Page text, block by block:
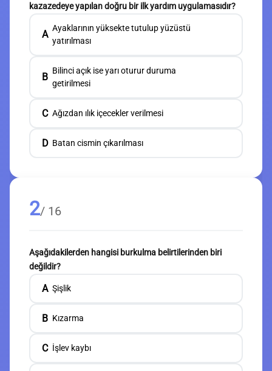
kazazedeye yapılan doğru bir ilk yardım uygulamasıdır?
A
Ayaklarının yüksekte tutulup yüzüstü
yatırılması
B
Bilinci açık ise yarı oturur duruma
getirilmesi
C Ağızdan ılık içecekler verilmesi
D Batan cismin çıkarılması
2/ 16
Aşağıdakilerden hangisi burkulma belirtilerinden biri
değildir?
A Şişlik
B Kızarma
C İşlev kaybı